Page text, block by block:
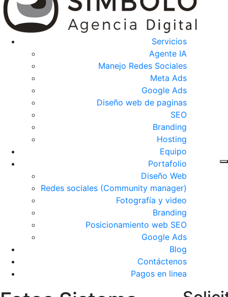
Servicios
Agente IA
Manejo Redes Sociales
Meta Ads
Google Ads
Diseño web de paginas
SEO
Branding
Hosting
Equipo
Portafolio
Diseño Web
Redes sociales (Community manager)
Fotografía y video
Branding
Posicionamiento web SEO
Google Ads
Blog
Contáctenos
Pagos en linea